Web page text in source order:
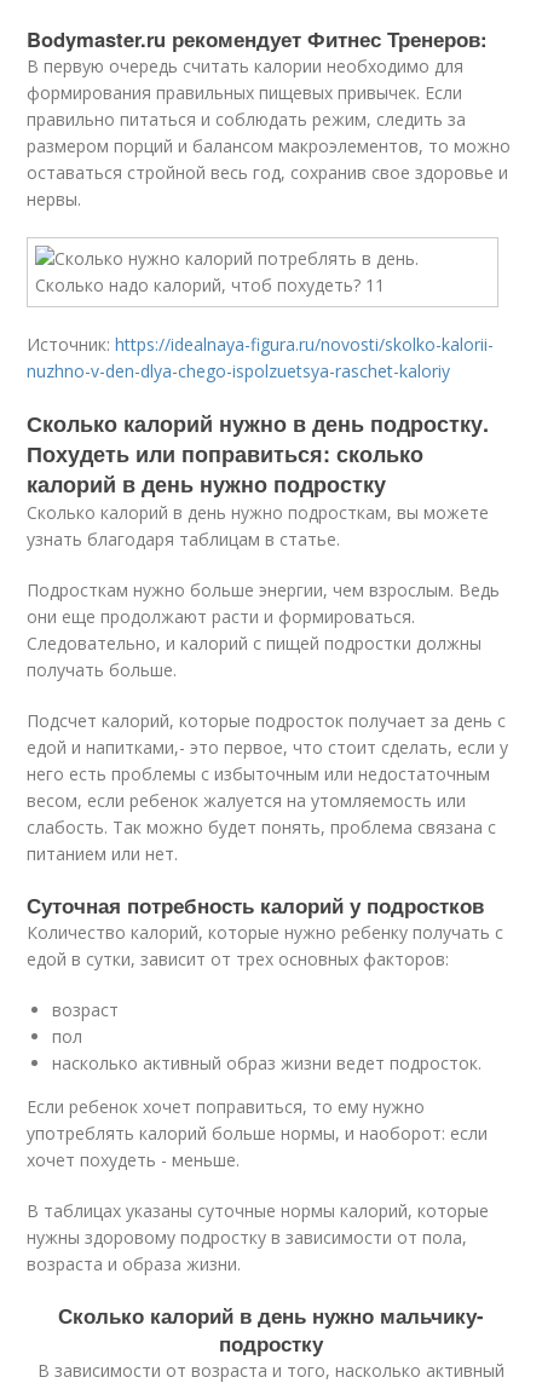
Bodymaster.ru рекомендует Фитнес Тренеров:
В первую очередь считать калории необходимо для
формирования правильных пищевых привычек. Если
правильно питаться и соблюдать режим, следить за
размером порций и балансом макроэлементов, то можно
оставаться стройной весь год, сохранив свое здоровье и
нервы.
Источник:https://idealnaya-figura.ru/novosti/skolko-kalorii-
nuzhno-v-den-dlya-chego-ispolzuetsya-raschet-kaloriy
Сколько калорий нужно в день подростку.
Похудеть или поправиться: сколько
калорий в день нужно подростку
Сколько калорий в день нужно подросткам, вы можете
узнать благодаря таблицам в статье.
Подросткам нужно больше энергии, чем взрослым. Ведь
они еще продолжают расти и формироваться.
Следовательно, и калорий с пищей подростки должны
получать больше.
Подсчет калорий, которые подросток получает за день с
едой и напитками,- это первое, что стоит сделать, если у
него есть проблемы с избыточным или недостаточным
весом, если ребенок жалуется на утомляемость или
слабость. Так можно будет понять, проблема связана с
питанием или нет.
Суточная потребность калорий у подростков
Количество калорий, которые нужно ребенку получать с
едой в сутки, зависит от трех основных факторов:
возраст
пол
насколько активный образ жизни ведет подросток.
Если ребенок хочет поправиться, то ему нужно
употреблять калорий больше нормы, и наоборот: если
хочет похудеть - меньше.
В таблицах указаны суточные нормы калорий, которые
нужны здоровому подростку в зависимости от пола,
возраста и образа жизни.
Сколько калорий в день нужно мальчику-
подростку
В зависимости от возраста и того, насколько активный